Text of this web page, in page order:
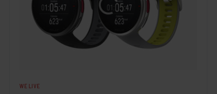
WE LIVE